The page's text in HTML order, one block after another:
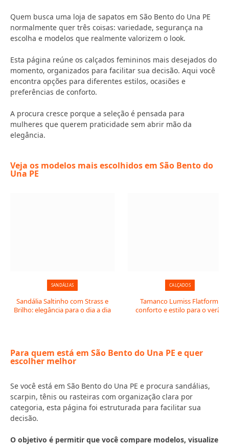
Quem busca uma loja de sapatos em São Bento do Una PE
normalmente quer três coisas: variedade, segurança na
escolha e modelos que realmente valorizem o look.
Esta página reúne os calçados femininos mais desejados do
momento, organizados para facilitar sua decisão. Aqui você
encontra opções para diferentes estilos, ocasiões e
preferências de conforto.
A procura cresce porque a seleção é pensada para
mulheres que querem praticidade sem abrir mão da
elegância.
Veja os modelos mais escolhidos em São Bento do
Una PE
SANDÁLIAS
Sandália Saltinho com Strass e
Brilho: elegância para o dia a dia
CALÇADOS
Tamanco Lumiss Flatform:
conforto e estilo para o verão
Para quem está em São Bento do Una PE e quer
escolher melhor
Se você está em São Bento do Una PE e procura sandálias,
scarpin, tênis ou rasteiras com organização clara por
categoria, esta página foi estruturada para facilitar sua
decisão.
O objetivo é permitir que você compare modelos, visualize